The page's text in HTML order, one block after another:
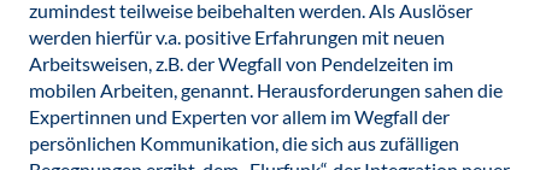
zumindest teilweise beibehalten werden. Als Auslöser
werden hierfür v.a. positive Erfahrungen mit neuen
Arbeitsweisen, z.B. der Wegfall von Pendelzeiten im
mobilen Arbeiten, genannt. Herausforderungen sahen die
Expertinnen und Experten vor allem im Wegfall der
persönlichen Kommunikation, die sich aus zufälligen